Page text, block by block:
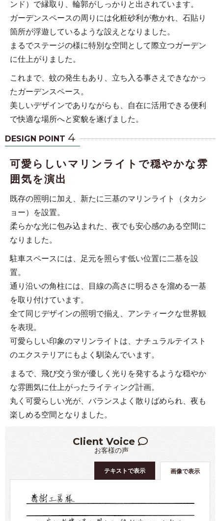
ンド）で縁取り、輪郭がしっかりと出されています。
ガーデンスペースの周りには化粧砂利が敷かれ、石貼り
箇所が浮遊しているような設えとなりました。
まるでステージの様に特別な空間として際立つガーデン
に仕上がりました。
これまで、蚊の発生もあり、立ち入る事さえできなかっ
たガーデンスペース。
美しいデザインでありながらも、自在に活用できる便利
で快適な場所へと変貌を遂げました。
DESIGN POINT 4
可愛らしいマリンライトで穏やかな雰
囲気を演出
既存の照明に加え、新たに三基のマリンライト（タカシ
ョー）を設置。
柔らかな光に包み込まれた、夜でも安心感のある空間に
なりました。
駐車スペースには、足元を照らす低い位置に二基を設
置。
通り沿いの角柱には、目線の高さに明るさを溜める一基
を取り付けています。
全て同じデザインの照明で揃え、アンティークな世界観
を表現。
可愛らしい印象のマリンライトは、ナチュラルテイスト
のエクステリアにもよく馴染んでいます。
まるで、飛び交う蛍が優しく光りを発するような穏やか
な雰囲気に仕上がったライティング計画。
丸く可愛らしい光が、バランスよく散りばめられ、夜も
楽しめる空間となりました。
Client Voice
お客様の声
画像で表示
テキストで表示